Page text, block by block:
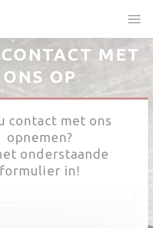
MET
ONS OP
contact met ons
opnemen?
onderstaande
formulier in!